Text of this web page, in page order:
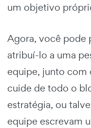
um objetivo
Agora, você pode
atribuí-lo a uma
equipe, junto com
cuide de todo o
estratégia, ou
equipe escrevam